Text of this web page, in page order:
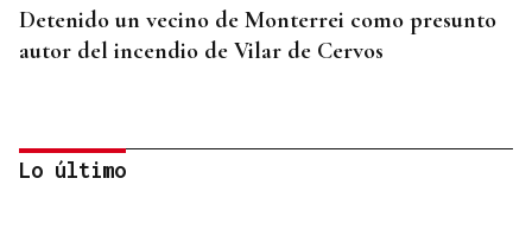
Detenido un vecino de Monterrei como presunto
autor del incendio de Vilar de Cervos
Lo último